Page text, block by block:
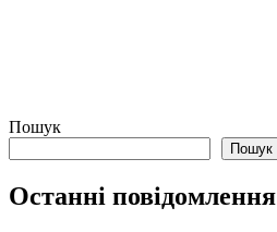
Пошук
Пошук
Останні повідомлення